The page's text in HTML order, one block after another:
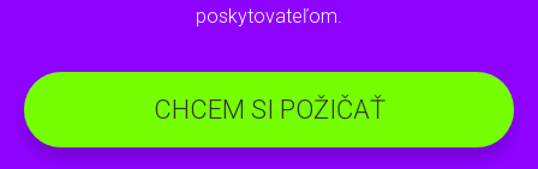
poskytovateľom.
CHCEM SI POŽIČAŤ